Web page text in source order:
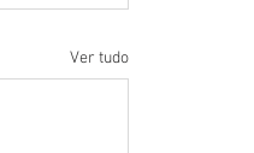
Ver tudo